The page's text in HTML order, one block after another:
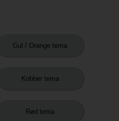
Gul / Orange tema
Kobber tema
Rød tema